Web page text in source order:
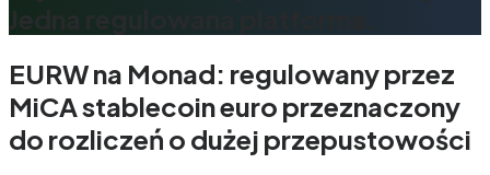
EURW na Monad: regulowany przez
MiCA stablecoin euro przeznaczony
do rozliczeń o dużej przepustowości